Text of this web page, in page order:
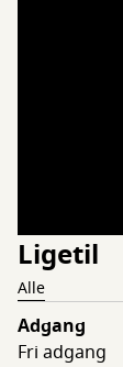
Ligetil
Alle
Adgang
Fri adgang